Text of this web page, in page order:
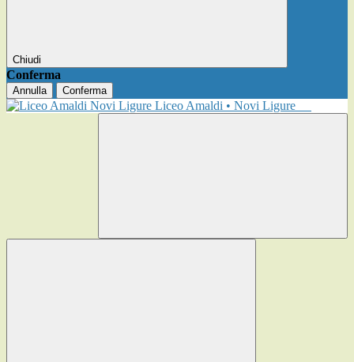
Chiudi
Conferma
Annulla Conferma
Liceo Amaldi • Novi Ligure